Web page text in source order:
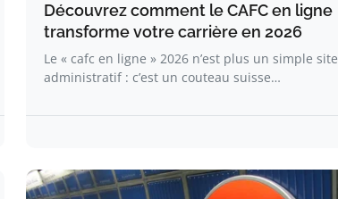
Découvrez comment le CAFC en ligne
transforme votre carrière en 2026
Le « cafc en ligne » 2026 n’est plus un simple site
administratif : c’est un couteau suisse…